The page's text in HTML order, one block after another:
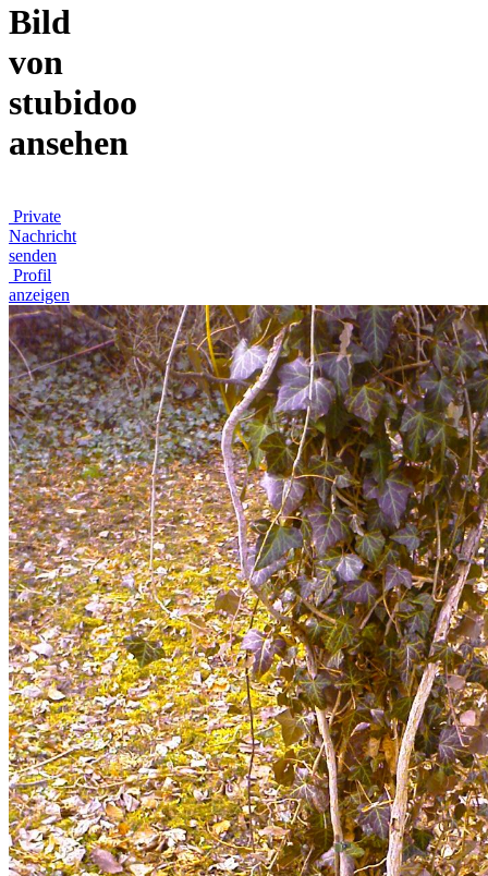
Bild
von
stubidoo
ansehen
Private
Nachricht
senden
Profil
anzeigen